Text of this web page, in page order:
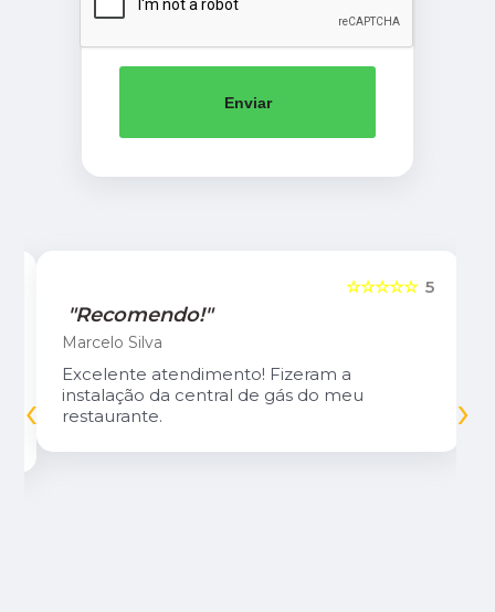
Enviar
5
☆☆☆☆☆
"Recomendo!"
Marcelo Silva
Excelente atendimento! Fizeram a
instalação da central de gás do meu
restaurante.
‹ ›